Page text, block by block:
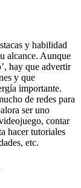
y habilidad
alcance. Aunque
hay que advertir
y que
importante.
de redes para
ser uno
contar
hacer tutoriales
etc.